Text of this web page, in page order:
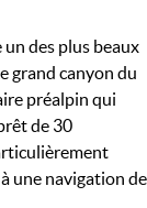
des plus beaux
grand canyon du
préalpin qui
de 30
une navigation de